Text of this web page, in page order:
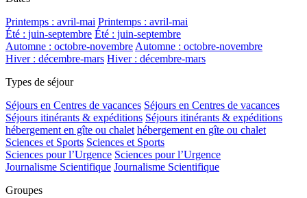
Printemps : avril-mai Printemps : avril-mai
Été : juin-septembre Été : juin-septembre
Automne : octobre-novembre Automne : octobre-novembre
Hiver : décembre-mars Hiver : décembre-mars
Types de séjour
Séjours en Centres de vacances Séjours en Centres de vacances
Séjours itinérants & expéditions Séjours itinérants & expéditions
hébergement en gîte ou chalet hébergement en gîte ou chalet
Sciences et Sports Sciences et Sports
Sciences pour l’Urgence Sciences pour l’Urgence
Journalisme Scientifique Journalisme Scientifique
Groupes